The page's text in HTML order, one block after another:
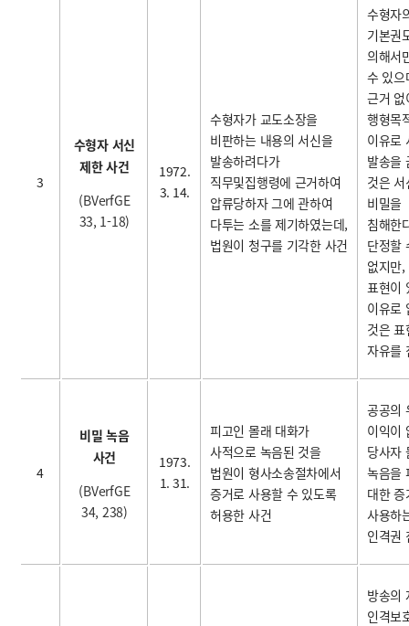
3
수형자 서신
제한 사건
(BVerfGE
33, 1-18)
1972.
3. 14.
수형자가 교도소장을
비판하는 내용의 서신을
발송하려다가
직무및집행령에 근거하여
압류당하자 그에 관하여
다투는 소를 제기하였는데,
법원이 청구를 기각한 사건
수형자
기본권
의해서
수 있으
근거 없
행형목
이유로
발송을
것은 서
비밀을
침해한
단정할
없지만
표현이
이유로
것은 표
자유를
4
비밀 녹음
사건
(BVerfGE
34, 238)
1973.
1. 31.
피고인 몰래 대화가
사적으로 녹음된 것을
법원이 형사소송절차에서
증거로 사용할 수 있도록
허용한 사건
공공의
이익이
당사자
녹음을
대한 증
사용하
인격권
방송의
인격보